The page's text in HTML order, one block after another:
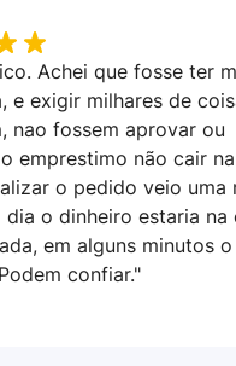
Achei que fosse ter
e exigir milhares de
nao fossem aprovar ou
emprestimo não cair
o pedido veio uma
dia o dinheiro estaria na
em alguns minutos
confiar."